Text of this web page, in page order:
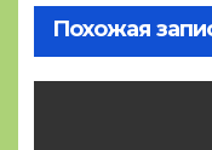
Похожая